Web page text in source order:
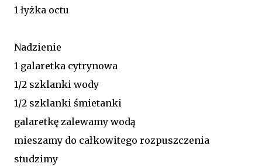
1 łyżka octu
Nadzienie
1 galaretka cytrynowa
1/2 szklanki wody
1/2 szklanki śmietanki
galaretkę zalewamy wodą
mieszamy do całkowitego rozpuszczenia
studzimy